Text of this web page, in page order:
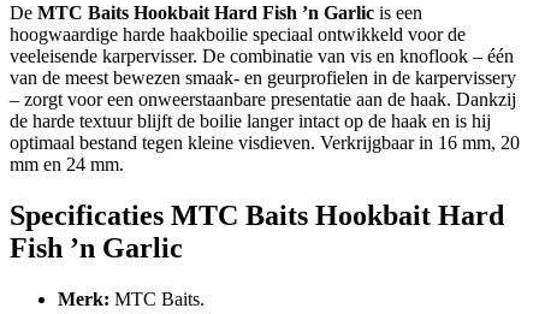
De MTC Baits Hookbait Hard Fish ’n Garlic is een
hoogwaardige harde haakboilie speciaal ontwikkeld voor de
veeleisende karpervisser. De combinatie van vis en knoflook – één
van de meest bewezen smaak- en geurprofielen in de karpervissery
– zorgt voor een onweerstaanbare presentatie aan de haak. Dankzij
de harde textuur blijft de boilie langer intact op de haak en is hij
optimaal bestand tegen kleine visdieven. Verkrijgbaar in 16 mm, 20
mm en 24 mm.
Specificaties MTC Baits Hookbait Hard
Fish ’n Garlic
Merk: MTC Baits.